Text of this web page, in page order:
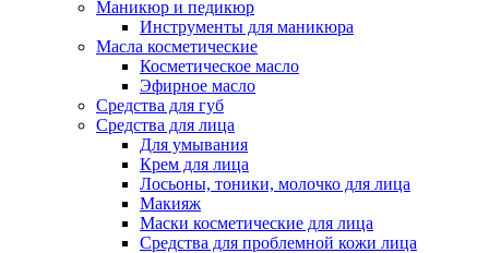
Маникюр и педикюр
Инструменты для маникюра
Масла косметические
Косметическое масло
Эфирное масло
Средства для губ
Средства для лица
Для умывания
Крем для лица
Лосьоны, тоники, молочко для лица
Макияж
Маски косметические для лица
Средства для проблемной кожи лица